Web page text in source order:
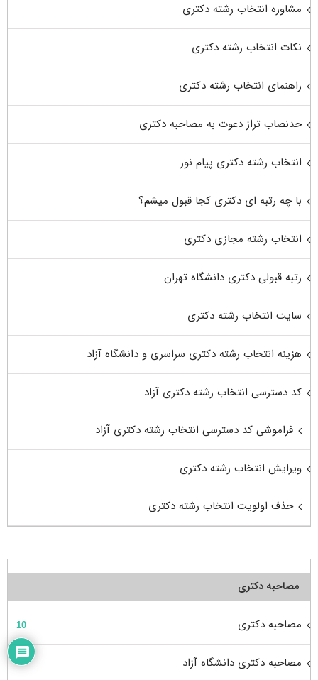
مشاوره انتخاب رشته دکتری
نکات انتخاب رشته دکتری
راهنمای انتخاب رشته دکتری
حدنصاب تراز دعوت به مصاحبه دکتری
انتخاب رشته دکتری پیام نور
با چه رتبه ای دکتری کجا قبول میشم؟
انتخاب رشته مجازی دکتری
رتبه قبولی دکتری دانشگاه تهران
سایت انتخاب رشته دکتری
هزینه انتخاب رشته دکتری سراسری و دانشگاه آزاد
کد دسترسی انتخاب رشته دکتری آزاد
فراموشی کد دسترسی انتخاب رشته دکتری آزاد
ویرایش انتخاب رشته دکتری
حذف اولویت انتخاب رشته دکتری
مصاحبه دکتری
مصاحبه دکتری
مصاحبه دکتری دانشگاه آزاد
10